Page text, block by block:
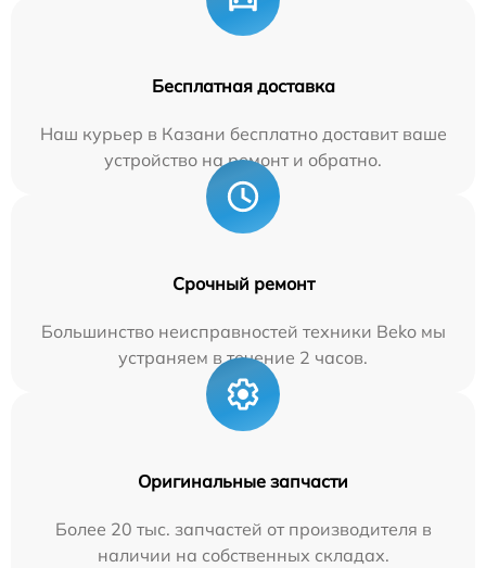
Бесплатная доставка
Наш курьер в Казани бесплатно доставит ваше
устройство на ремонт и обратно.
Срочный ремонт
Большинство неисправностей техники Beko мы
устраняем в течение 2 часов.
Оригинальные запчасти
Более 20 тыс. запчастей от производителя в
наличии на собственных складах.